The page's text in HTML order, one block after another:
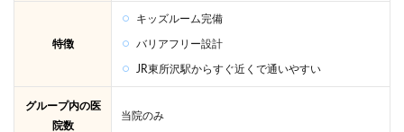
特徴
キッズルーム完備
バリアフリー設計
JR東所沢駅からすぐ近くで通いやすい
グループ内の医
院数
当院のみ